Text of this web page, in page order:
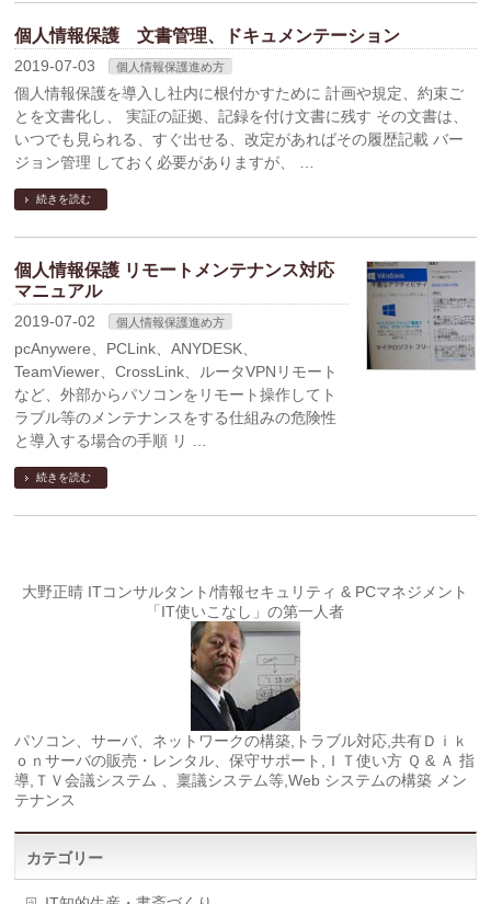
個人情報保護 文書管理、ドキュメンテーション
2019-07-03 個人情報保護進め方
個人情報保護を導入し社内に根付かすために 計画や規定、約束ご
とを文書化し、 実証の証拠、記録を付け文書に残す その文書は、
いつでも見られる、すぐ出せる、改定があればその履歴記載 バー
ジョン管理 しておく必要がありますが、 …
続きを読む
個人情報保護 リモートメンテナンス対応
マニュアル
2019-07-02 個人情報保護進め方
pcAnywere、PCLink、ANYDESK、
TeamViewer、CrossLink、ルータVPNリモート
など、外部からパソコンをリモート操作してト
ラブル等のメンテナンスをする仕組みの危険性
と導入する場合の手順 リ …
続きを読む
大野正晴 ITコンサルタント/情報セキュリティ & PCマネジメント
「IT使いこなし」の第一人者
パソコン、サーバ、ネットワークの構築,トラブル対応,共有Ｄｉｋ
ｏｎサーバの販売・レンタル、保守サポート,ＩＴ使い方 Ｑ & Ａ 指
導,ＴＶ会議システム 、稟議システム等,Web システムの構築 メン
テナンス
カテゴリー